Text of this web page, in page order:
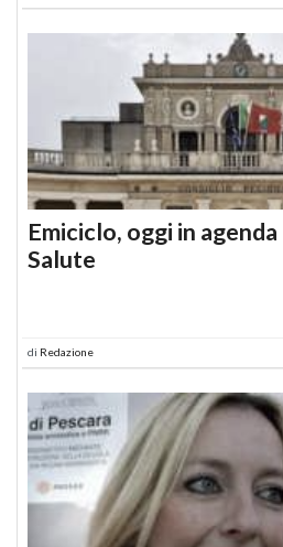
Emiciclo, oggi in
Salute
di Redazione